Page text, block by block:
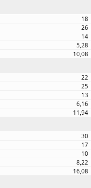
18
26
14
5,28
10,08
22
25
13
6,16
11,94
30
17
10
8,22
16,08